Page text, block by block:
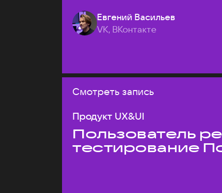
Евгений Васильев
VK, ВКонтакте
Смотреть запись
Продукт UX&UI
Пользователь
тестирование